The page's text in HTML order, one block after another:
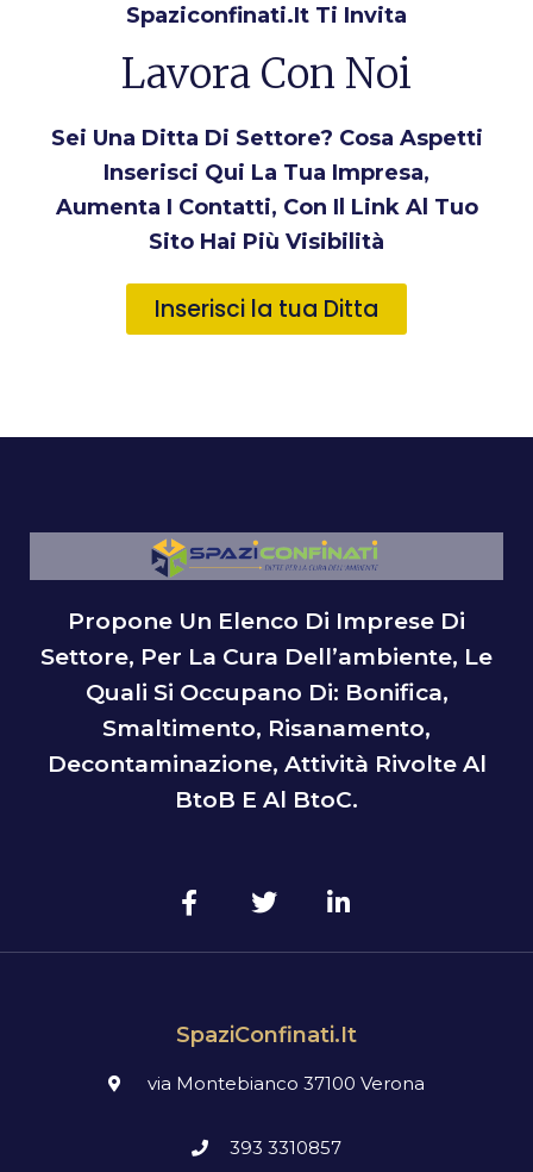
Spaziconfinati.it Ti Invita
Lavora Con Noi
Sei Una Ditta Di Settore? Cosa Aspetti
Inserisci Qui La Tua Impresa,
Aumenta I Contatti, Con Il Link Al Tuo
Sito Hai Più Visibilità
Inserisci la tua Ditta
Propone Un Elenco Di Imprese Di
Settore, Per La Cura Dell’ambiente, Le
Quali Si Occupano Di: Bonifica,
Smaltimento, Risanamento,
Decontaminazione, Attività Rivolte Al
BtoB E Al BtoC.
SpaziConfinati.it
via Montebianco 37100 Verona
393 3310857